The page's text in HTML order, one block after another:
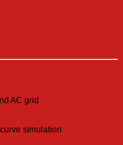
AC grid
simulation